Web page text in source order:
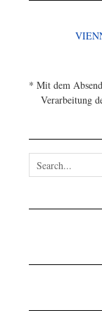
* Mit dem
Verarbeitung